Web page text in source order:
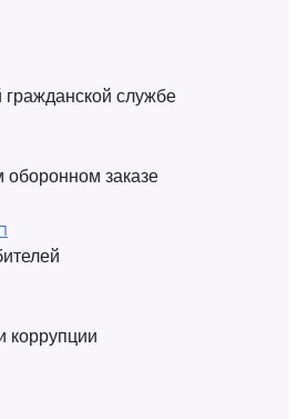
гражданской службе
оборонном заказе
коррупции